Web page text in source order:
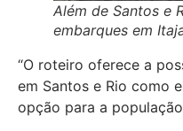
Além de Santos e
embarques em
“O roteiro oferece a
em Santos e Rio como
opção para a